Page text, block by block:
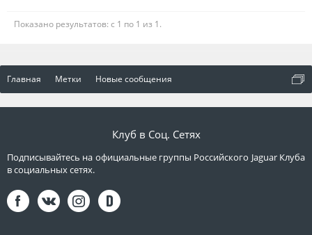
Показано результатов: с 1 по 1 из 1.
Главная Метки Новые сообщения
Клуб в Соц. Сетях
Подписывайтесь на официальные группы Российского Jaguar Клуба
в социальных сетях.